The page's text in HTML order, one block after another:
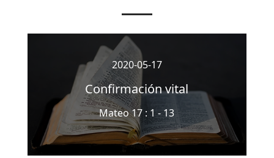
2020-05-17
Confirmación vital
Mateo 17 : 1 - 13